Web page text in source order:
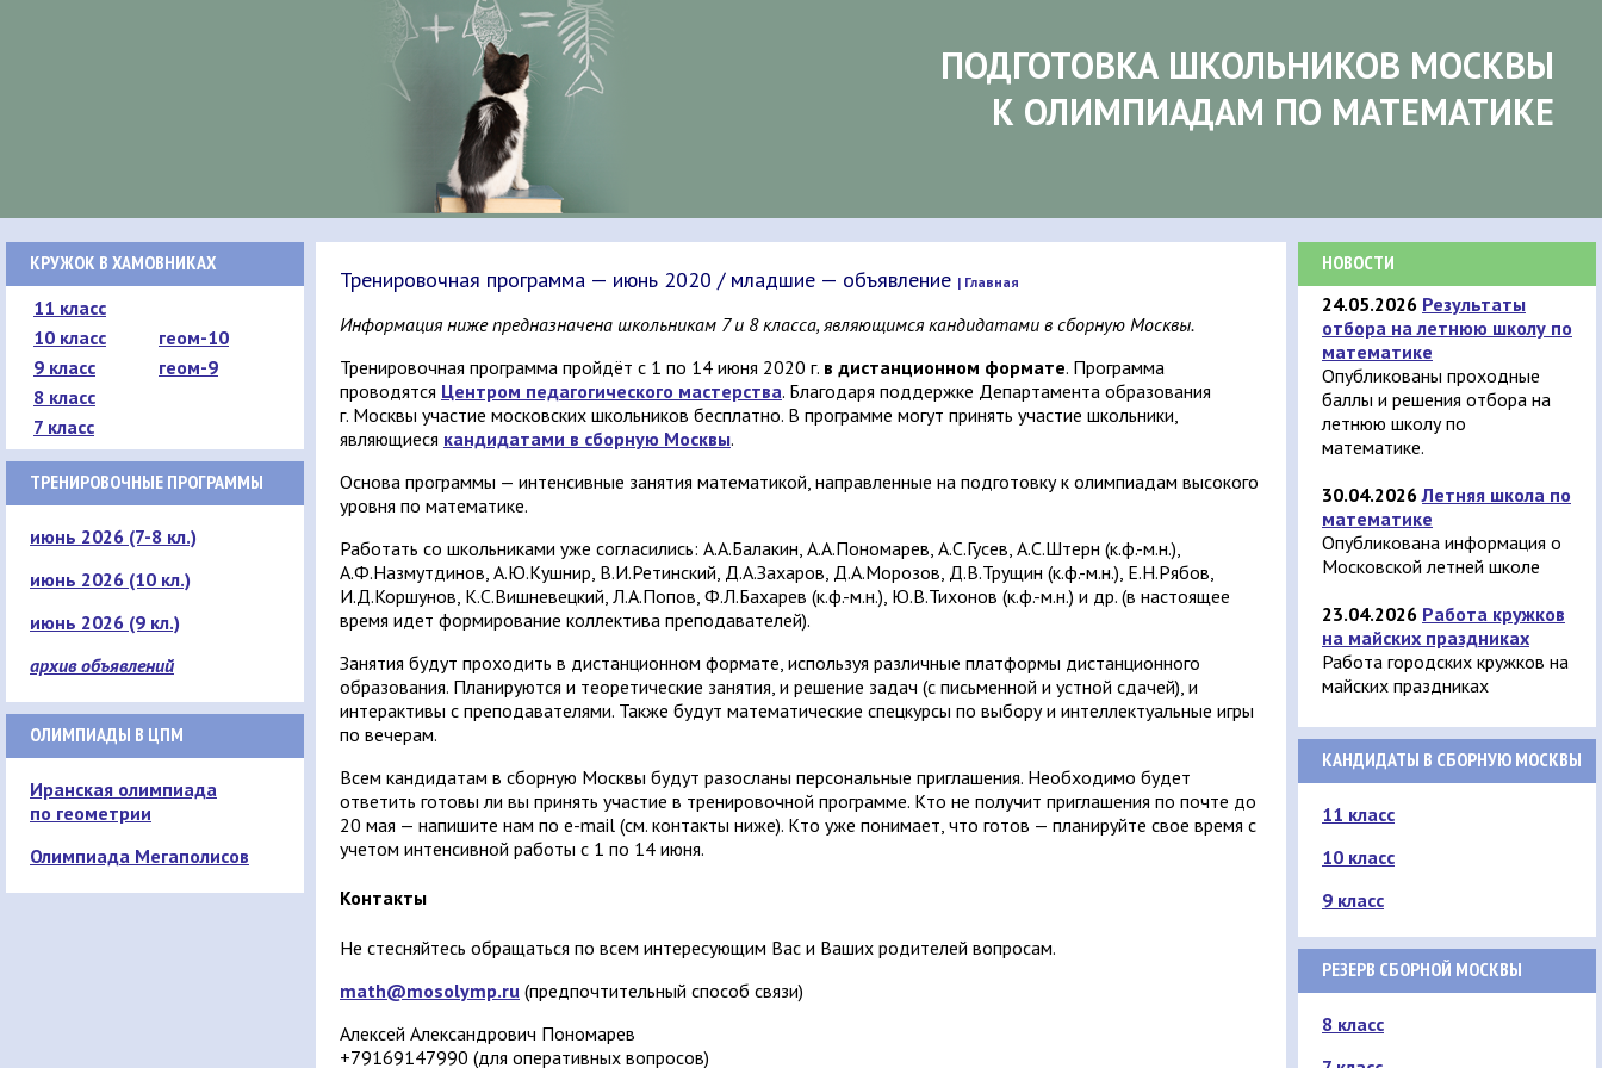
ПОДГОТОВКА ШКОЛЬНИКОВ МОСКВЫ
К ОЛИМПИАДАМ ПО МАТЕМАТИКЕ
КРУЖОК В ХАМОВНИКАХ
11 класс
10 класс
геом-10
9 класс
геом-9
8 класс
7 класс
ТРЕНИРОВОЧНЫЕ ПРОГРАММЫ
июнь 2026 (7-8 кл.)
июнь 2026 (10 кл.)
июнь 2026 (9 кл.)
архив объявлений
ОЛИМПИАДЫ В ЦПМ
Иранская олимпиада
по геометрии
Олимпиада Мегаполисов
Тренировочная программа — июнь 2020 / младшие — объявление | Главная
Информация ниже предназначена школьникам 7 и 8 класса, являющимся кандидатами в сборную Москвы.
Тренировочная программа пройдёт с 1 по 14 июня 2020 г. в дистанционном формате. Программа
проводятся Центром педагогического мастерства. Благодаря поддержке Департамента образования
г. Москвы участие московских школьников бесплатно. В программе могут принять участие школьники,
являющиеся кандидатами в сборную Москвы.
Основа программы — интенсивные занятия математикой, направленные на подготовку к олимпиадам высокого
уровня по математике.
Работать со школьниками уже согласились: А.А.Балакин, А.А.Пономарев, А.С.Гусев, А.С.Штерн (к.ф.-м.н.),
А.Ф.Назмутдинов, А.Ю.Кушнир, В.И.Ретинский, Д.А.Захаров, Д.А.Морозов, Д.В.Трущин (к.ф.-м.н.), Е.Н.Рябов,
И.Д.Коршунов, К.С.Вишневецкий, Л.А.Попов, Ф.Л.Бахарев (к.ф.-м.н.), Ю.В.Тихонов (к.ф.-м.н.) и др. (в настоящее
время идет формирование коллектива преподавателей).
Занятия будут проходить в дистанционном формате, используя различные платформы дистанционного
образования. Планируются и теоретические занятия, и решение задач (с письменной и устной сдачей), и
интерактивы с преподавателями. Также будут математические спецкурсы по выбору и интеллектуальные игры
по вечерам.
Всем кандидатам в сборную Москвы будут разосланы персональные приглашения. Необходимо будет
ответить готовы ли вы принять участие в тренировочной программе. Кто не получит приглашения по почте до
20 мая — напишите нам по e-mail (см. контакты ниже). Кто уже понимает, что готов — планируйте свое время с
учетом интенсивной работы с 1 по 14 июня.
Контакты
Не стесняйтесь обращаться по всем интересующим Вас и Ваших родителей вопросам.
math@mosolymp.ru (предпочтительный способ связи)
Алексей Александрович Пономарев
+79169147990 (для оперативных вопросов)
НОВОСТИ
24.05.2026 Результаты
отбора на летнюю школу по
математике
Опубликованы проходные
баллы и решения отбора на
летнюю школу по
математике.
30.04.2026 Летняя школа по
математике
Опубликована информация о
Московской летней школе
23.04.2026 Работа кружков
на майских праздниках
Работа городских кружков на
майских праздниках
КАНДИДАТЫ В СБОРНУЮ МОСКВЫ
11 класс
10 класс
9 класс
РЕЗЕРВ СБОРНОЙ МОСКВЫ
8 класс